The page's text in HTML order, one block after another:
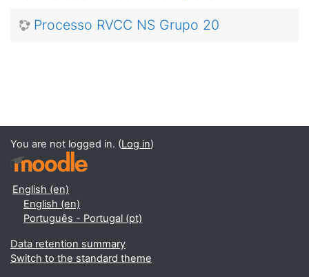
Processo RVCC NS Grupo 20
You are not logged in. (Log in)
English ‎(en)‎
English ‎(en)‎
Português - Portugal ‎(pt)‎
Data retention summary
Switch to the standard theme